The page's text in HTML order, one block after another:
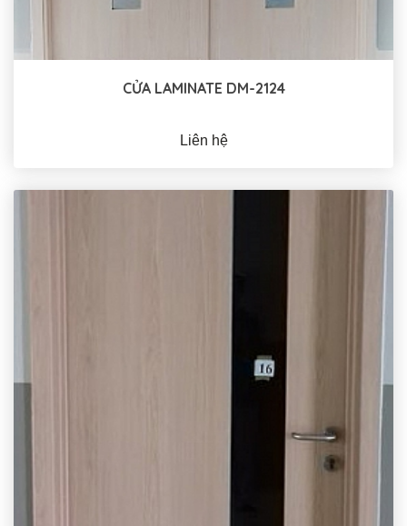
CỬA LAMINATE DM-2124
Liên hệ